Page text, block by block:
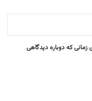
زمانی که دوباره دیدگاهی